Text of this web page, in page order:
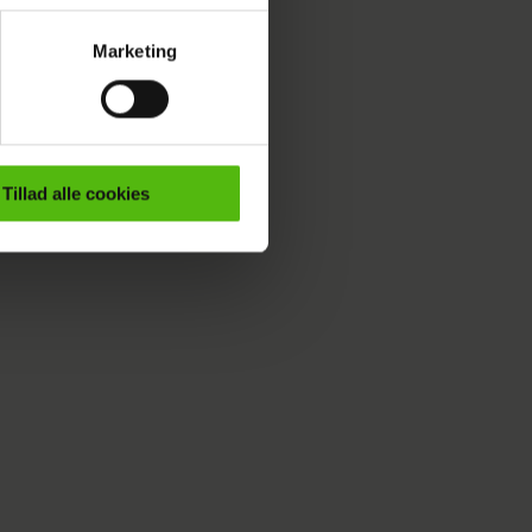
Vi indsamler data
Marketing
Tillad alle cookies